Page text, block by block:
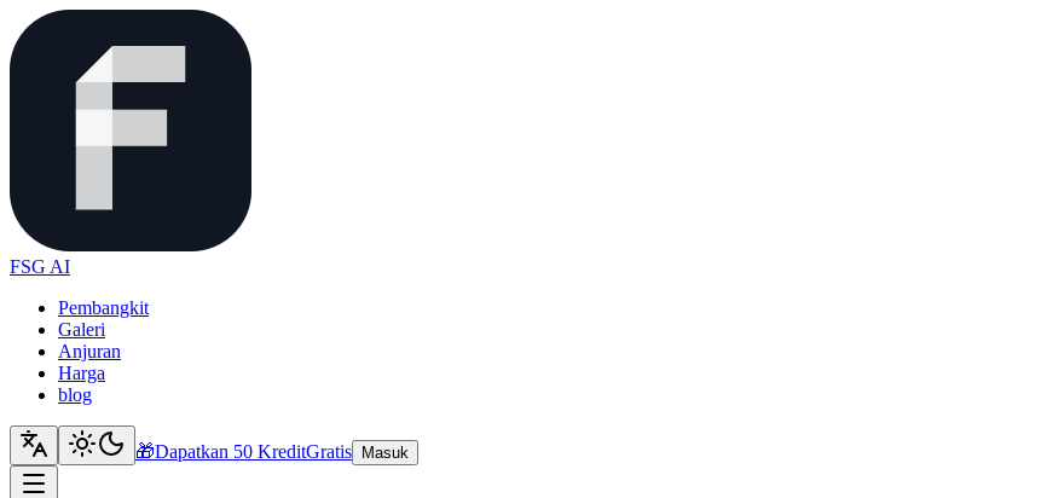
FSG AI
Pembangkit
Galeri
Anjuran
Harga
blog
🎁Dapatkan 50 KreditGratis Masuk